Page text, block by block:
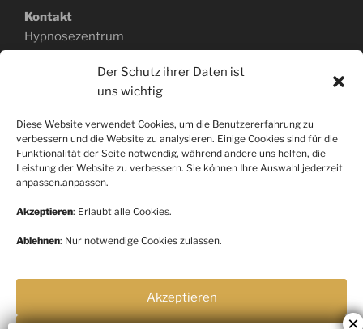
Der Schutz ihrer Daten ist
uns wichtig
Diese Website verwendet Cookies, um die Benutzererfahrung zu
verbessern und die Website zu analysieren. Einige Cookies sind für die
Funktionalität der Seite notwendig, während andere uns helfen, die
Leistung der Website zu verbessern. Sie können Ihre Auswahl jederzeit
anpassen.anpassen.
Akzeptieren: Erlaubt alle Cookies.
Ablehnen: Nur notwendige Cookies zulassen.
Akzeptieren
Kontakt
Hypnosezentrum
Ackerstraße 168a
0151.403 340 43
www.hypnosepraxis-greger.de
Impressum